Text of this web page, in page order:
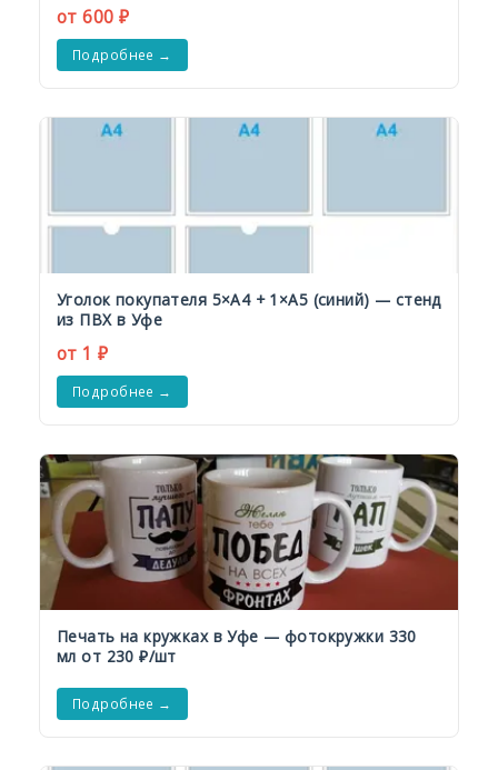
от 600 ₽
Подробнее →
Уголок покупателя 5×А4 + 1×А5 (синий) — стенд
из ПВХ в Уфе
от 1 ₽
Подробнее →
Печать на кружках в Уфе — фотокружки 330
мл от 230 ₽/шт
Подробнее →